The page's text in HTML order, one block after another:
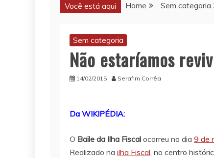
Você está aqui Home Sem categoria
Sem categoria
Não estaríamos
14/02/2015 Serafim Corrêa
Da WIKIPÉDIA:
O Baile da Ilha Fiscal ocorreu no dia 9 de
Realizado na ilha Fiscal, no centro